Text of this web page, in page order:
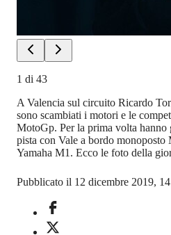
1 di 43
A Valencia sul circuito Ricardo
sono scambiati i motori e le
MotoGp. Per la prima volta hanno
pista con Vale a bordo monoposto
Yamaha M1. Ecco le foto della
Pubblicato il 12 dicembre 2019,